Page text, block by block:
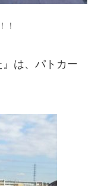
！
は、パトカー